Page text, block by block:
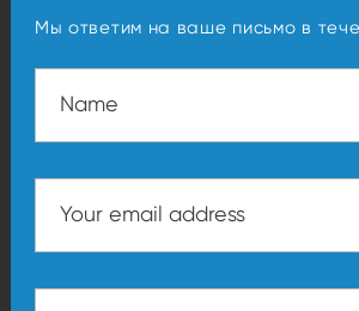
Мы ответим на ваше письмо в